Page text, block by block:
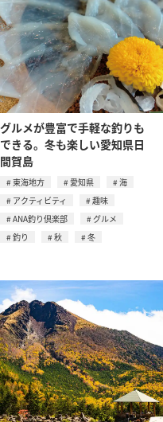
グルメが豊富で手軽な釣りも
できる。冬も楽しい愛知県日
間賀島
東海地方 愛知県
海
アクティビティ
趣味
ANA釣り倶楽部
グルメ
釣り
秋 冬